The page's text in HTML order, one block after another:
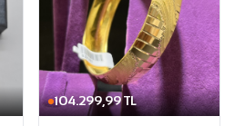
104.299,99 TL